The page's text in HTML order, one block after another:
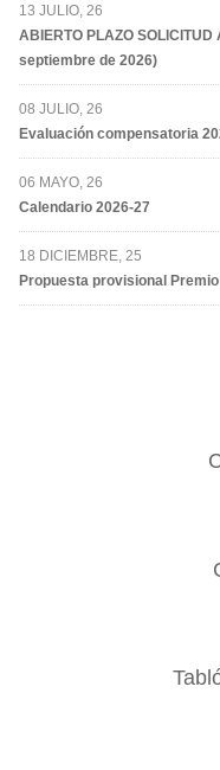
13 JULIO, 26
ABIERTO PLAZO
septiembre de 2026)
08 JULIO, 26
Evaluación compensatoria
06 MAYO, 26
Calendario 2026-27
18 DICIEMBRE, 25
Propuesta provisional